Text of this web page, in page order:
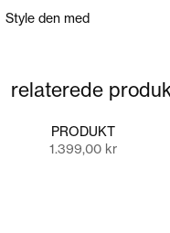
Style den med
relaterede
PRODUKT
Salgspris
1.399,00 kr